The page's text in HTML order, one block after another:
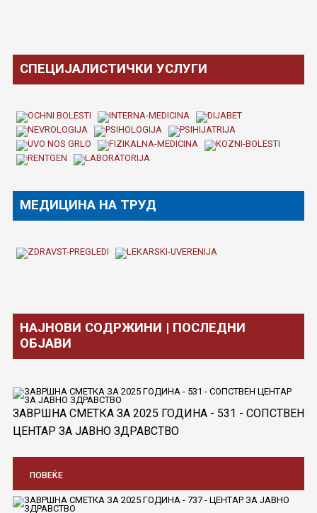
СПЕЦИЈАЛИСТИЧКИ УСЛУГИ
МЕДИЦИНА НА ТРУД
НАЈНОВИ СОДРЖИНИ | ПОСЛЕДНИ
ОБЈАВИ
ЗАВРШНА СМЕТКА ЗА 2025 ГОДИНА - 531 - СОПСТВЕН
ЦЕНТАР ЗА ЈАВНО ЗДРАВСТВО
ПОВЕЌЕ